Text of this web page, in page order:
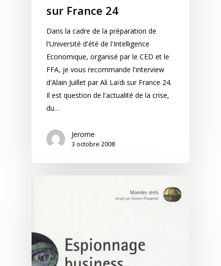
sur France 24
Dans la cadre de la préparation de
l'Université d'été de l'Intelligence
Economique, organisé par le CED et le
FFA, je vous recommande l'interview
d'Alain Juillet par Ali Laïdi sur France 24.
Il est question de l'actualité de la crise,
du…
Jerome
3 octobre 2008